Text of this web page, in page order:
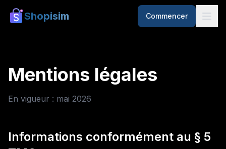
Shopisim Commencer
Mentions légales
En vigueur : mai 2026
Informations conformément au § 5